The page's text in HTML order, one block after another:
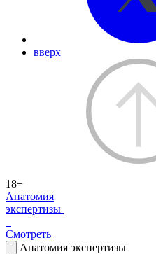
вверх
18+
Анатомия
экспертизы
Смотреть
Анатомия экспертизы